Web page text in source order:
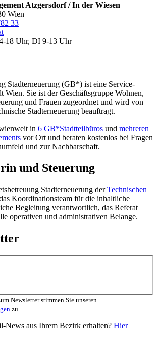
Atzgersdorf / In der Wiesen
Wien
33
18 Uhr, DI 9-13 Uhr
Stadterneuerung (GB*) ist eine Service-
Wien. Sie ist der Geschäfts­gruppe Wohnen,
und Frauen zugeordnet und wird von
Stadterneuerung beauftragt.
in 6 GB*Stadtteilbüros und mehreren
vor Ort und beraten kostenlos bei Fragen
und zur Nachbarschaft.
und Steuerung
Stadterneuerung derTechnischen
Koordinationsteam für die inhaltliche
Begleitung verantwortlich, das Referat
operativen und administrativen Belange.
Newsletter stimmen Sie unseren
zu.
News aus Ihrem Bezirk erhalten? Hier